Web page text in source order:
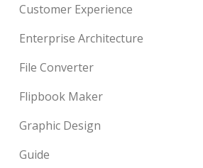
Customer Experience
Enterprise Architecture
File Converter
Flipbook Maker
Graphic Design
Guide